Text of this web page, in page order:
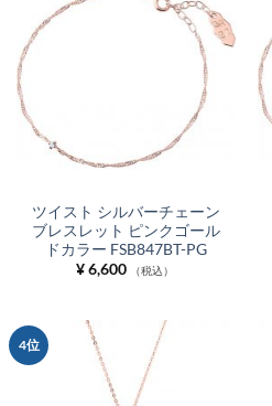
ツイスト シルバーチェーン
ブレスレット ピンクゴール
ドカラー FSB847BT-PG
¥6,600 （税込）
4位